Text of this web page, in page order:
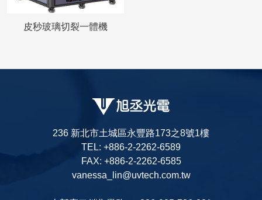
皮秒玻璃切裂一體機
236 新北市土城區永豐路173之8號1樓
TEL: +886-2-2262-6589
FAX: +886-2-2262-6585
vanessa_lin@uvtech.com.tw